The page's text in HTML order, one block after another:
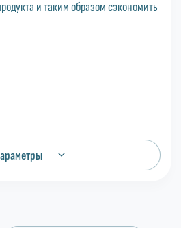
и таким образом сэкономить